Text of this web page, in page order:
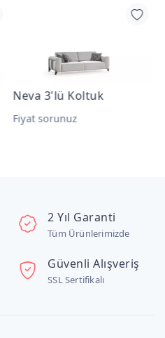
Neva 3'lü Koltuk
Fiyat sorunuz
2 Yıl Garanti
Tüm Ürünlerimizde
Güvenli Alışveriş
SSL Sertifikalı